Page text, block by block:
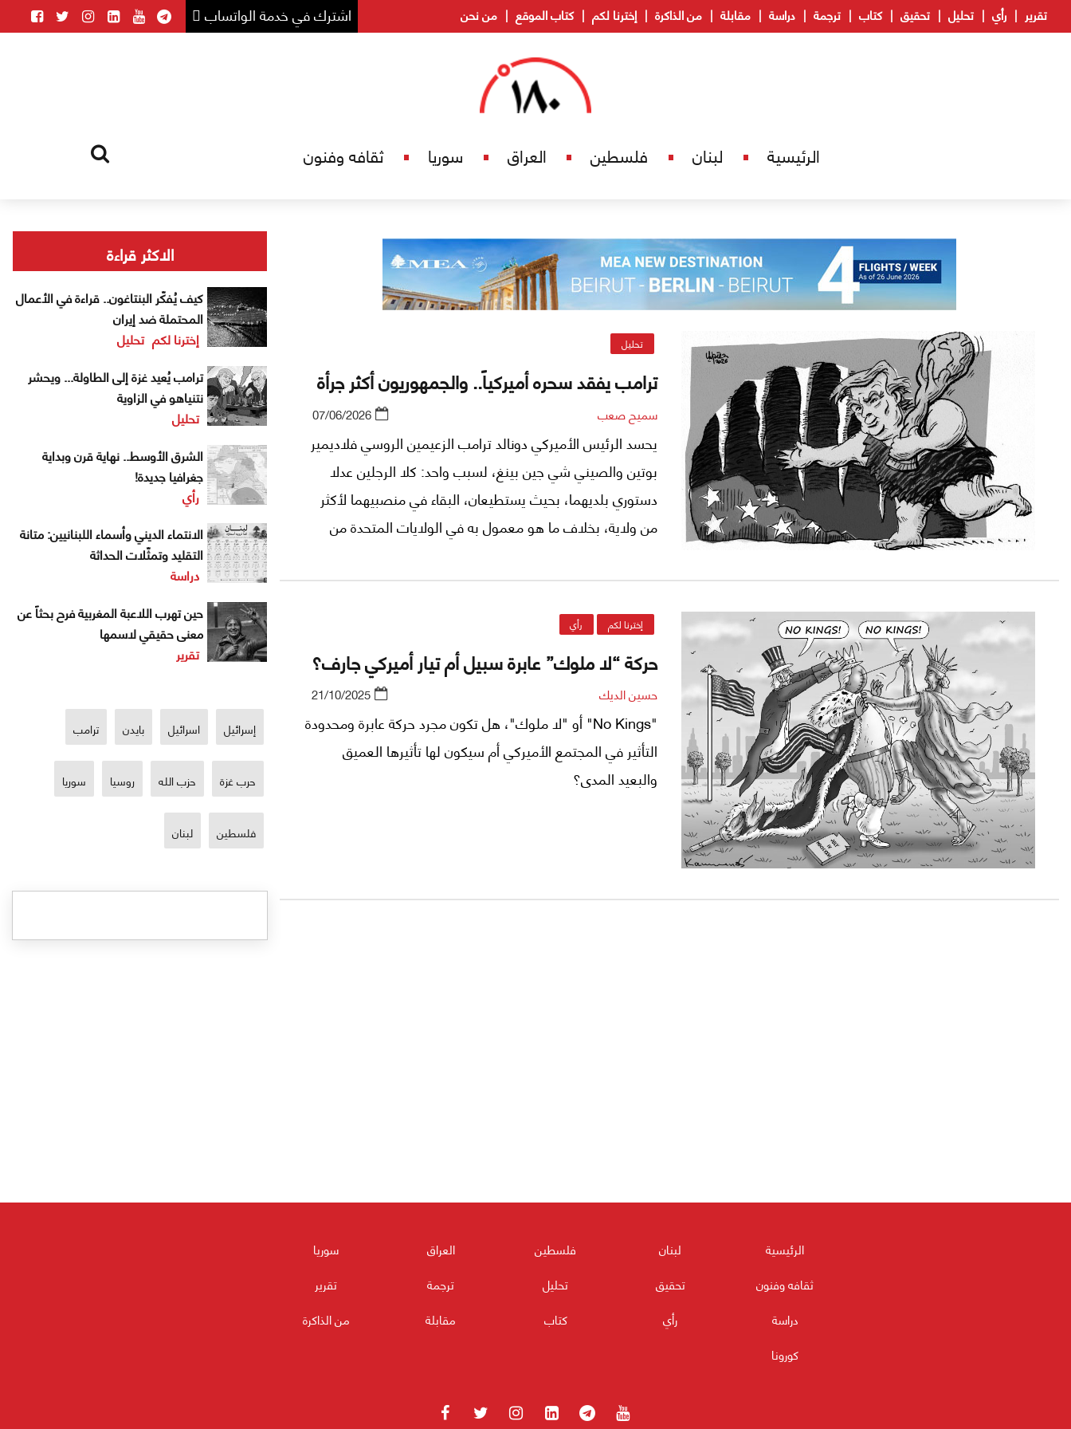
اشترك في خدمة الواتساب تقرير رأي تحليل تحقيق كتاب ترجمة دراسة مقابلة من الذاكرة إخترنا لكم كتاب الموقع من نحن
الرئيسية لبنان فلسطين العراق سوريا ثقافه وفنون
تحليل
ترامب يفقد سحره أميركياً.. والجمهوريون أكثر جرأة
سميح صعب 07/06/2026
يحسد الرئيس الأميركي دونالد ترامب الزعيمين الروسي فلاديمير
بوتين والصيني شي جين بينغ، لسبب واحد: كلا الرجلين عدلا
دستوري بلديهما، بحيث يستطيعان، البقاء في منصبيهما لأكثر
من ولاية، بخلاف ما هو معمول به في الولايات المتحدة من
إخترنا لكم رأي
حركة “لا ملوك” عابرة سبيل أم تيار أميركي جارف؟
حسين الديك 21/10/2025
"No Kings" أو "لا ملوك"، هل تكون مجرد حركة عابرة ومحدودة
التأثير في المجتمع الأميركي أم سيكون لها تأثيرها العميق
والبعيد المدى؟
الاكثر قراءة
كيف يُفكّر البنتاغون.. قراءة في الأعمال
المحتملة ضد إيران
إخترنا لكم تحليل
ترامب يُعيد غزة إلى الطاولة... ويحشر
نتنياهو في الزاوية
تحليل
الشرق الأوسط.. نهاية قرن وبداية
جغرافيا جديدة!
رأي
الانتماء الديني وأسماء اللبنانيين: متانة
التقليد وتمثّلات الحداثة
دراسة
حين تهرب اللاعبة المغربية فرح بحثاً عن
معنى حقيقي لاسمها
تقرير
إسرائيل اسرائيل بايدن ترامب
حرب غزة حزب الله روسيا سوريا
فلسطين لبنان
الرئيسية لبنان فلسطين العراق
سوريا
ثقافه وفنون
تحقيق تحليل ترجمة
تقرير
دراسة
رأي كتاب مقابلة
من الذاكرة
كورونا